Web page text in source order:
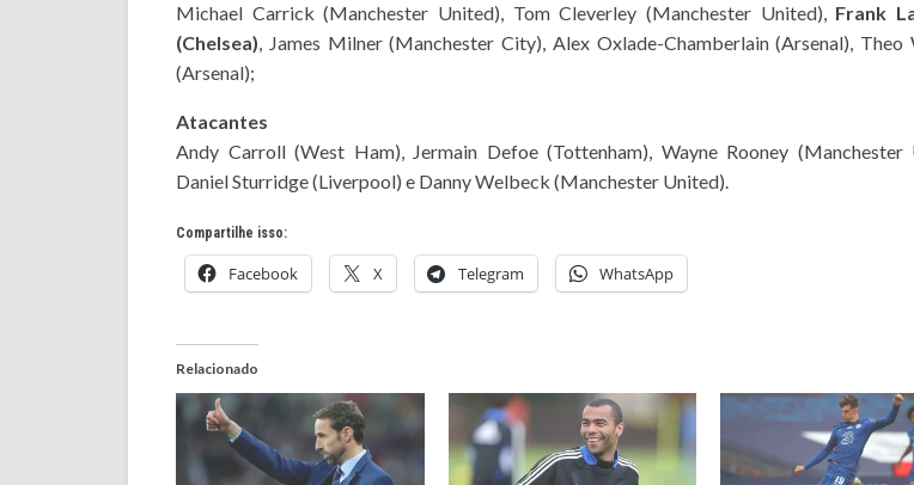
Michael Carrick (Manchester United), Tom Cleverley (Manchester United), Frank
(Chelsea), James Milner (Manchester City), Alex Oxlade-Chamberlain (Arsenal), Theo
(Arsenal);
Atacantes
Andy Carroll (West Ham), Jermain Defoe (Tottenham), Wayne Rooney (Manchester
Daniel Sturridge (Liverpool) e Danny Welbeck (Manchester United).
Compartilhe isso:
Facebook X Telegram WhatsApp
Relacionado